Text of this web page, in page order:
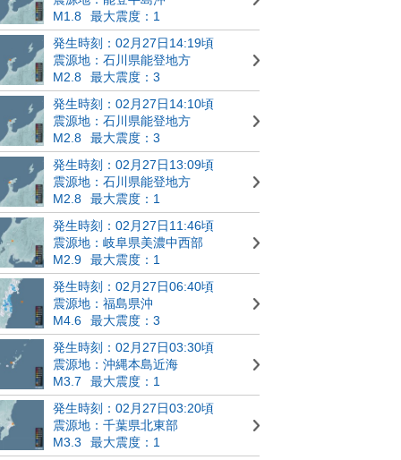
M1.8
最大震度：1
発生時刻：02月27日14:19頃
震源地：石川県能登地方
M2.8
最大震度：3
発生時刻：02月27日14:10頃
震源地：石川県能登地方
M2.8
最大震度：3
発生時刻：02月27日13:09頃
震源地：石川県能登地方
M2.8
最大震度：1
発生時刻：02月27日11:46頃
震源地：岐阜県美濃中西部
M2.9
最大震度：1
発生時刻：02月27日06:40頃
震源地：福島県沖
M4.6
最大震度：3
発生時刻：02月27日03:30頃
震源地：沖縄本島近海
M3.7
最大震度：1
発生時刻：02月27日03:20頃
震源地：千葉県北東部
M3.3
最大震度：1